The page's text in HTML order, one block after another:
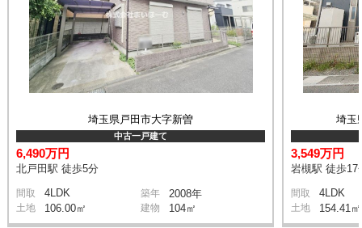
埼玉県戸田市大字新曽
中古一戸建て
6,490万円
北戸田駅 徒歩5分
間取 4LDK 築年 2008年
土地 106.00㎡ 建物 104㎡
埼玉
3,549万円
岩槻駅 徒歩17
間取 4LDK
土地 154.41㎡